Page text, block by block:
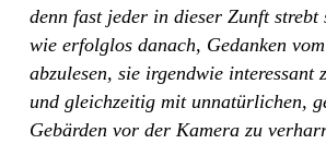
denn fast jeder in dieser Zunft
wie erfolglos danach, Gedanken
abzulesen, sie irgendwie interessant
und gleichzeitig mit unnatürlichen,
Gebärden vor der Kamera zu